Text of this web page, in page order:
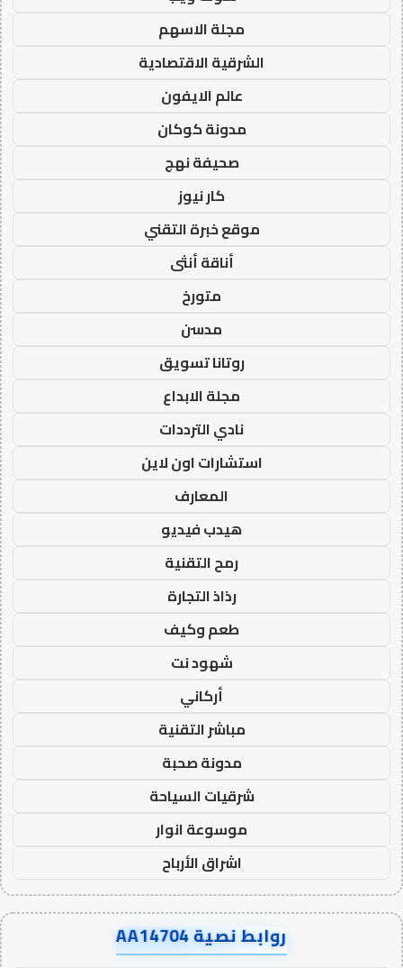
مجلة الاسهم
الشرقية الاقتصادية
عالم الايفون
مدونة كوكان
صحيفة نهج
كار نيوز
موقع خبرة التقني
أناقة أنثى
متورخ
مدسن
روتانا تسويق
مجلة الابداع
نادي الترددات
استشارات اون لاين
المعارف
هيدب فيديو
رمح التقنية
رذاذ التجارة
طعم وكيف
شهود نت
أركاني
مباشر التقنية
مدونة صحبة
شرقيات السياحة
موسوعة انوار
اشراق الأرباح
روابط نصية AA14704